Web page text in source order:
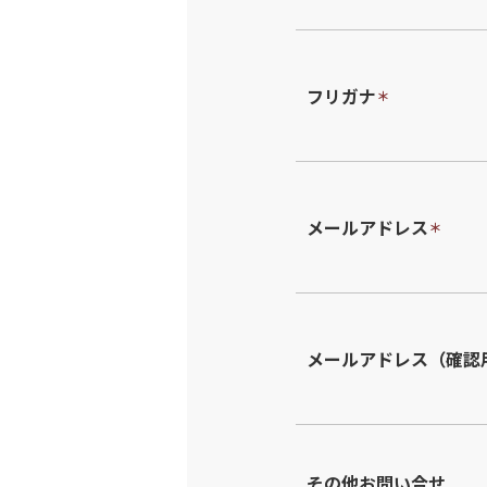
フリガナ＊
メールアドレス＊
メールアドレス（確認